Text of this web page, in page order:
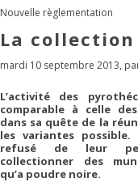
Nouvelle règlementation
La
mardi 10 septembre 2013,
L’activité des
comparable à celle
dans sa quête de la
les variantes
refusé de leur
collectionner des
qu’a poudre noire.